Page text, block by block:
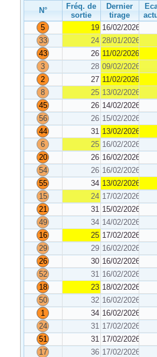
N°
Fréq. de
sortie
Dernier
tirage
5
19 16/02/2026
33
24 28/01/2026
43
26 11/02/2026
3
28 09/02/2026
2
27 11/02/2026
8
25 13/02/2026
45
26 14/02/2026
56
26 15/02/2026
44
31 13/02/2026
6
25 16/02/2026
20
26 16/02/2026
54
26 16/02/2026
55
34 13/02/2026
15
24 17/02/2026
21
31 15/02/2026
49
34 14/02/2026
16
25 17/02/2026
29
29 16/02/2026
26
30 16/02/2026
52
31 16/02/2026
18
23 18/02/2026
50
32 16/02/2026
1
34 16/02/2026
24
31 17/02/2026
51
31 17/02/2026
17
36 17/02/2026